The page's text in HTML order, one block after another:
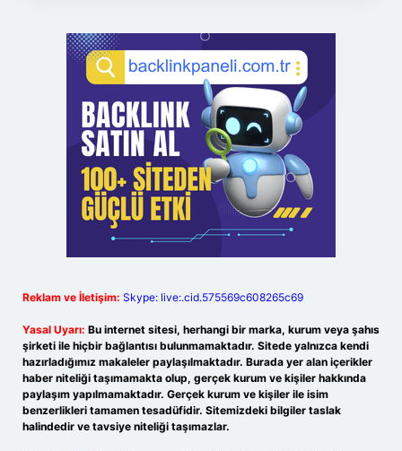
Reklam ve İletişim: Skype: live:.cid.575569c608265c69
Yasal Uyarı: Bu internet sitesi, herhangi bir marka, kurum veya şahıs
şirketi ile hiçbir bağlantısı bulunmamaktadır. Sitede yalnızca kendi
hazırladığımız makaleler paylaşılmaktadır. Burada yer alan içerikler
haber niteliği taşımamakta olup, gerçek kurum ve kişiler hakkında
paylaşım yapılmamaktadır. Gerçek kurum ve kişiler ile isim
benzerlikleri tamamen tesadüfidir. Sitemizdeki bilgiler taslak
halindedir ve tavsiye niteliği taşımazlar.